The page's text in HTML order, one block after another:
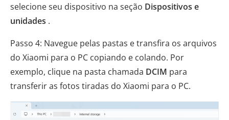
selecione seu dispositivo na seção Dispositivos e
unidades .
Passo 4: Navegue pelas pastas e transfira os arquivos
do Xiaomi para o PC copiando e colando. Por
exemplo, clique na pasta chamada DCIM para
transferir as fotos tiradas do Xiaomi para o PC.